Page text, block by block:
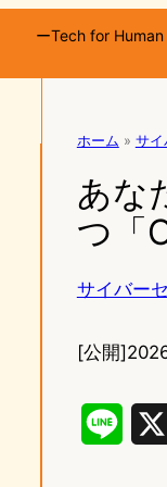
ーTech for
ホーム » サイ
あな
つ「
サイバー
[公開]